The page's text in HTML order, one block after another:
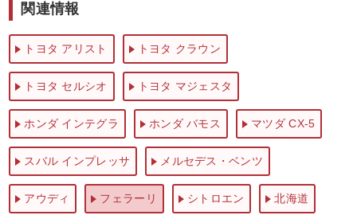
関連情報
トヨタ アリスト トヨタ クラウン
トヨタ セルシオ トヨタ マジェスタ
ホンダ インテグラ ホンダ バモス マツダ CX-5
スバル インプレッサ メルセデス・ベンツ
アウディ フェラーリ シトロエン 北海道